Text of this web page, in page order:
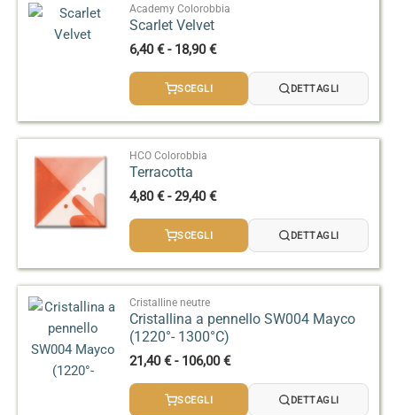
Academy Colorobbia
Scarlet Velvet
6,40€ - 18,90€Fascia
prezzo:
SCEGLI DETTAGLI
HCO Colorobbia
Terracotta
4,80€ - 29,40€Fascia
prezzo:
SCEGLI DETTAGLI
Cristalline neutre
Cristallina a pennello SW004 Mayco
(1220°- 1300°C)
21,40€ - 106,00€Fascia
prezzo:
SCEGLI DETTAGLI